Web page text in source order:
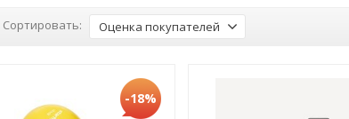
Сортировать: Оценка покупателей
-18%